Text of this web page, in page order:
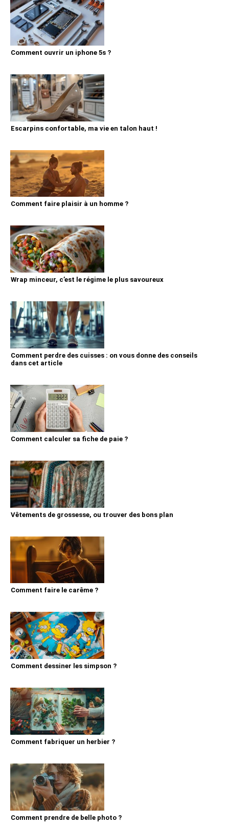
Comment ouvrir un iphone 5s ?
Escarpins confortable, ma vie en talon haut !
Comment faire plaisir à un homme ?
Wrap minceur, c’est le régime le plus savoureux
Comment perdre des cuisses : on vous donne des conseils
dans cet article
Comment calculer sa fiche de paie ?
Vêtements de grossesse, ou trouver des bons plan
Comment faire le carême ?
Comment dessiner les simpson ?
Comment fabriquer un herbier ?
Comment prendre de belle photo ?